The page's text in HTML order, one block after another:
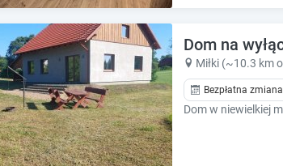
r
a
c
i
t
h
t
h
c
t
w
i
t
Dom na
Miłki (~10.3 km
Bezpłatna